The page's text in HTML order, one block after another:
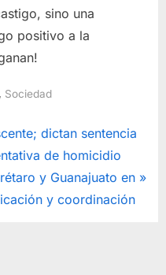
sino una
positivo a la
, Sociedad
dictan sentencia
de homicidio
y Guanajuato en
y coordinación